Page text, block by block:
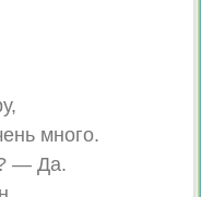
много.
— Да.